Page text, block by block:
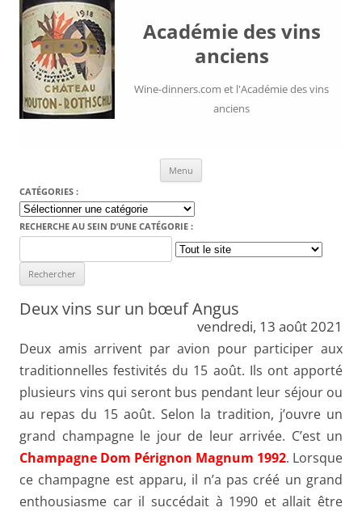
Académie des vins
anciens
Wine-dinners.com et l'Académie des vins
anciens
Menu
CATÉGORIES :
Catégories
:
RECHERCHE AU SEIN D’UNE CATÉGORIE :
for:
Deux vins sur un bœuf Angus
vendredi, 13 août 2021
Deux amis arrivent par avion pour participer aux
traditionnelles festivités du 15 août. Ils ont apporté
plusieurs vins qui seront bus pendant leur séjour ou
au repas du 15 août. Selon la tradition, j’ouvre un
grand champagne le jour de leur arrivée. C’est un
Champagne Dom Pérignon Magnum 1992. Lorsque
ce champagne est apparu, il n’a pas créé un grand
enthousiasme car il succédait à 1990 et allait être